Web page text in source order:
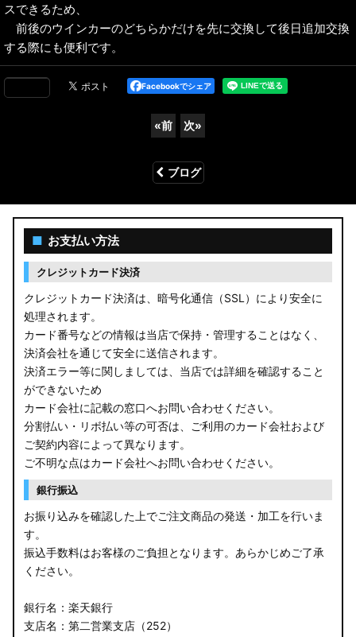
スできるため、
前後のウインカーのどちらかだけを先に交換して後日追加交換
する際にも便利です。
Facebookでシェア
«前 次»
ブログ
■ お支払い方法
クレジットカード決済
クレジットカード決済は、暗号化通信（SSL）により安全に
処理されます。
カード番号などの情報は当店で保持・管理することはなく、
決済会社を通じて安全に送信されます。
決済エラー等に関しましては、当店では詳細を確認すること
ができないため
カード会社に記載の窓口へお問い合わせください。
分割払い・リボ払い等の可否は、ご利用のカード会社および
ご契約内容によって異なります。
ご不明な点はカード会社へお問い合わせください。
銀行振込
お振り込みを確認した上でご注文商品の発送・加工を行いま
す。
振込手数料はお客様のご負担となります。あらかじめご了承
ください。
銀行名：楽天銀行
支店名：第二営業支店（252）